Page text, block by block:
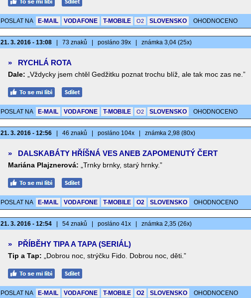
POSLAT NA E-MAIL VODAFONE T-MOBILE O2 SLOVENSKO OHODNOCENO
21. 3. 2016 - 13:08 73 znaků posláno 39x známka 3,04 (25x)
» RYCHLÁ ROTA
Dale: „Vždycky jsem chtěl Gedžitku poznat trochu blíž, ale tak moc zas ne.”
POSLAT NA E-MAIL VODAFONE T-MOBILE O2 SLOVENSKO OHODNOCENO
21. 3. 2016 - 12:56 46 znaků posláno 104x známka 2,98 (80x)
» DALSKABÁTY HŘÍŠNÁ VES ANEB ZAPOMENUTÝ ČERT
Mariána Plajznerová: „Trnky brnky, starý hrnky.”
POSLAT NA E-MAIL VODAFONE T-MOBILE O2 SLOVENSKO OHODNOCENO
21. 3. 2016 - 12:54 54 znaků posláno 41x známka 2,35 (26x)
» PŘÍBĚHY TIPA A TAPA (SERIÁL)
Tip a Tap: „Dobrou noc, strýčku Fido. Dobrou noc, děti.”
POSLAT NA E-MAIL VODAFONE T-MOBILE O2 SLOVENSKO OHODNOCENO